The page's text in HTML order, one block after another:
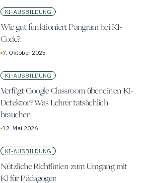
KI-AUSBILDUNG
Wie gut funktioniert Pangram bei KI-
Code?
▪7. Oktober 2025
KI-AUSBILDUNG
Verfügt Google Classroom über einen KI-
Detektor? Was Lehrer tatsächlich
brauchen
▪12. Mai 2026
KI-AUSBILDUNG
Nützliche Richtlinien zum Umgang mit
KI für Pädagogen